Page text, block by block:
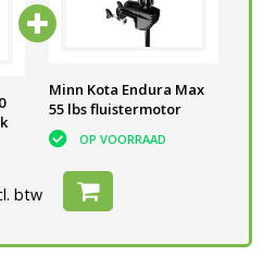
Minn Kota Endura Max
55 lbs fluistermotor
OP VOORRAAD
btw